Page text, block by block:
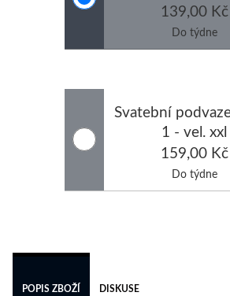
139,00 Kč
Do týdne
Svatební
1 - vel. xxl
159,00 Kč
Do týdne
POPIS ZBOŽÍ DISKUSE